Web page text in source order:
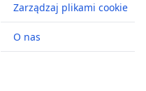
Zarządzaj plikami cookie
O nas